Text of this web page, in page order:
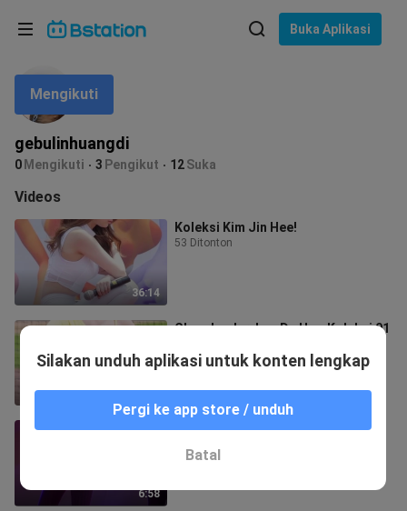
Buka Aplikasi
gebulinhuangdi
0 Mengikuti 3 Pengikut 12Suka
Mengikuti
Videos
36:14
Koleksi Kim Jin Hee!
53 Ditonton
24:03
Cheerleader-Lee Da Hye-Koleksi 01
6:58
Koleksi Kwon NaRa 03
Bahasa: Bahasa Indonesia
Pilih bahasa
English
ภาษาไทย
Tiếng Việt
Bahasa Melayu
Silakan unduh aplikasi untuk konten lengkap
Pergi ke app store / unduh
Batal